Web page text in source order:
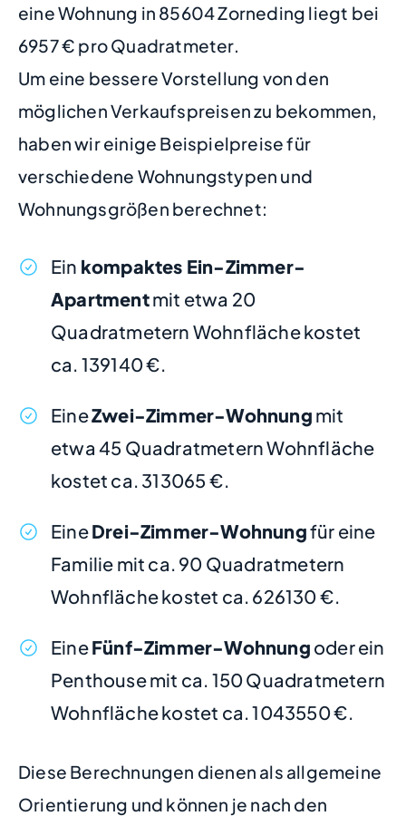
eine Wohnung in 85604 Zorneding liegt bei
6957 € pro Quadratmeter.
Um eine bessere Vorstellung von den
möglichen Verkaufspreisen zu bekommen,
haben wir einige Beispielpreise für
verschiedene Wohnungstypen und
Wohnungsgrößen berechnet:
Ein kompaktes Ein-Zimmer-
Apartmentmit etwa 20
Quadratmetern Wohnfläche kostet
ca. 139140 €.
EineZwei-Zimmer-Wohnung mit
etwa 45 Quadratmetern Wohnfläche
kostet ca. 313065 €.
EineDrei-Zimmer-Wohnungfür eine
Familie mit ca. 90 Quadratmetern
Wohnfläche kostet ca. 626130 €.
EineFünf-Zimmer-Wohnung oder ein
Penthouse mit ca. 150 Quadratmetern
Wohnfläche kostet ca. 1043550 €.
Diese Berechnungen dienen als allgemeine
Orientierung und können je nach den